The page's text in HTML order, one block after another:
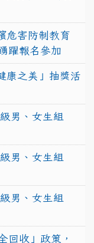
危害防制教育
躍報名參加
康之美」抽獎活
男、女生組
男、女生組
男、女生組
回收」政策，